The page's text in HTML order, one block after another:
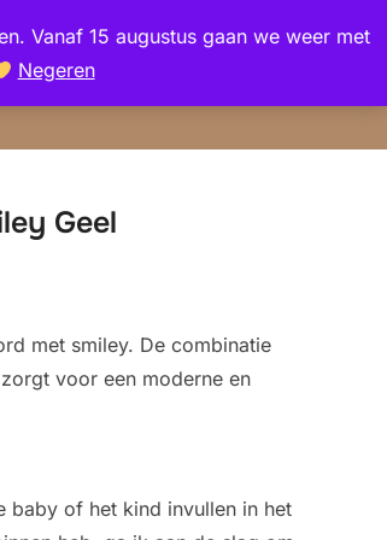
Vanaf 15 augustus gaan we weer met
Negeren
Geel
met smiley. De combinatie
voor een moderne en
baby of het kind invullen in het